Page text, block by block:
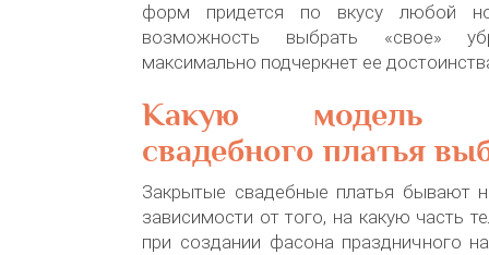
форм придется по вкусу любой
возможность выбрать «свое»
максимально подчеркнет ее
Какую модель
свадебного платья
Закрытые свадебные платья бывают
зависимости от того, на какую часть
при создании фасона праздничного